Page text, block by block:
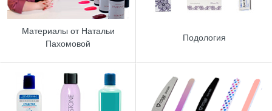
Материалы от Натальи
Пахомовой
Подология